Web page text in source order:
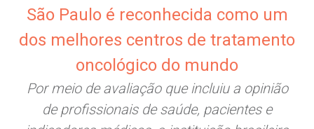
de consultas e exames
e Pesquisa
de Oncologia e Hematologia
São Paulo é reconhecida como um
dos melhores centros de tratamento
oncológico do mundo
Por meio de avaliação que incluiu a opinião
de profissionais de saúde, pacientes e